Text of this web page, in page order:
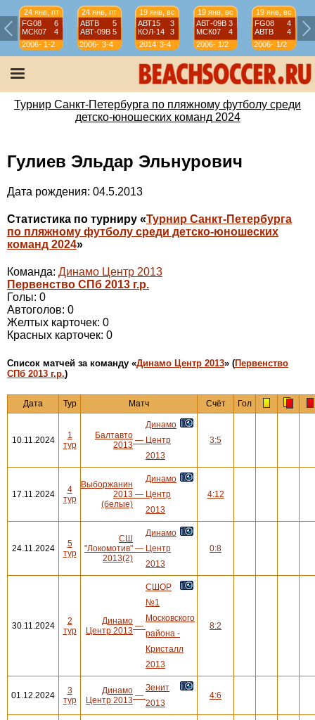
24 янв, пт
FG08
6
МСК07
4
2006-
07
1-2
24 янв, пт
АВТВ
5
АВТ-09B 5
2006-
07
3-4
19 янв, вс
АВТ15
3
КОЛ-14
3
2014 3-4
19 янв, вс
АВТ-09B 3
МСК07
4
2006-
07
1/2
19 янв, вс
FG08
4
АВТВ
4
2006-
07
1/2
Турнир Санкт-Петербурга по пляжному футболу среди
детско-юношеских команд 2024
Гулиев Эльдар Эльнурович
Дата рождения: 04.5.2013
Статистика по турниру «Турнир Санкт-Петербурга
по пляжному футболу среди детско-юношеских
команд 2024»
Команда: Динамо Центр 2013
Первенство СПб 2013 г.р.
Голы: 0
Автоголов: 0
Желтых карточек: 0
Красных карточек: 0
Cписок матчей за команду «Динамо Центр 2013» (Первенство
СПб 2013 г.р.)
Дата Тур Матч Счёт Гол
10.11.2024
1
тур
Балтавто
2013 —
Динамо
Центр
2013
3:5
17.11.2024
4
тур
Выборжанин
2013
(белые)
—
Динамо
Центр
2013
4:12
24.11.2024
5
тур
СШ
"Локомотив"
2013(2)
—
Динамо
Центр
2013
0:8
30.11.2024
2
тур
Динамо
Центр 2013 —
СШОР
№1
Московского
района -
Кристалл
2013
8:2
01.12.2024
3
тур
Динамо
Центр 2013 —
Зенит
2013
4:6